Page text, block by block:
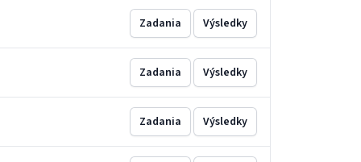
Zadania Výsledky
Zadania Výsledky
Zadania Výsledky